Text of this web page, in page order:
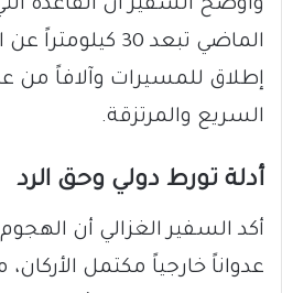
وأوضح السفير أن القاعدة
الماضي تبعد 30
إطلاق للمسيرات وآلافاً من
السريع والمرتزقة.
أدلة تورط دولي وحق الرد
أكد السفير الغزالي أن
عدواناً خارجياً مكتمل